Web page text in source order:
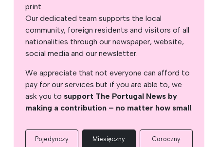
print.
Our dedicated team supports the local
community, foreign residents and visitors of all
nationalities through our newspaper, website,
social media and our newsletter.
We appreciate that not everyone can afford to
pay for our services but if you are able to, we
ask you to support The Portugal News by
making a contribution – no matter how small.
Pojedynczy Miesięczny Coroczny